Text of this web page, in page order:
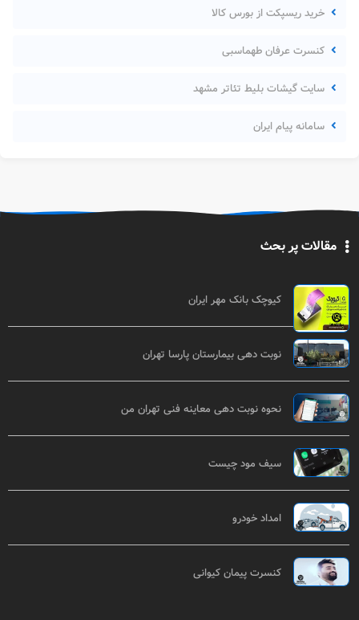
خرید ریسپکت از بورس کالا
کنسرت عرفان طهماسبی
سایت گیشات بلیط تئاتر مشهد
سامانه پیام ایران
مقالات پر بحث
کیوچک بانک مهر ایران
نوبت دهی بیمارستان پارسا تهران
نحوه نوبت دهی معاینه فنی تهران من
سیف مود چیست
امداد خودرو
کنسرت پیمان کیوانی